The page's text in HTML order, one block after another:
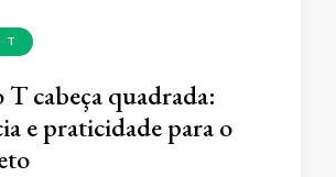
T
T cabeça quadrada:
e praticidade para o